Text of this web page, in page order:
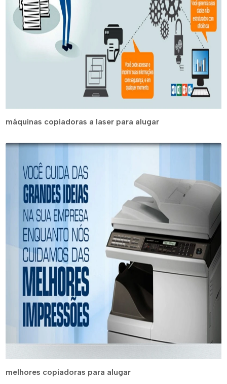
máquinas copiadoras a laser para alugar
melhores copiadoras para alugar